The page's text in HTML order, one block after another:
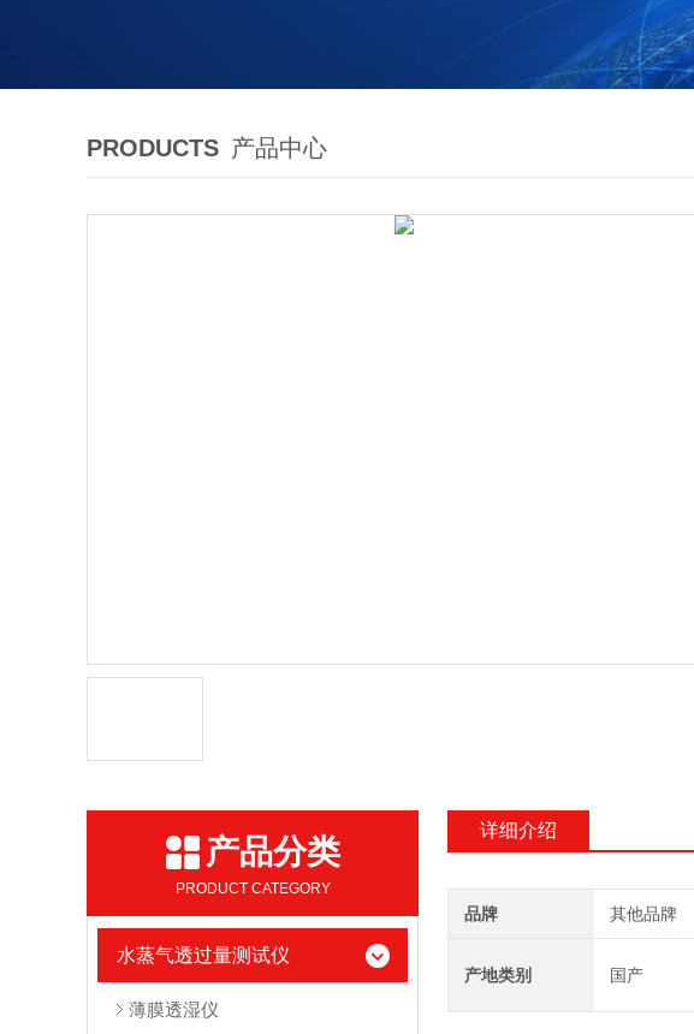
PRODUCTS 产品中心
产品分类
PRODUCT CATEGORY
水蒸气透过量测试仪
薄膜透湿仪
详细介绍
品牌 其他品牌
产地类别 国产